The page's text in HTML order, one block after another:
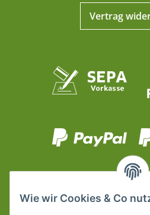
Vertrag
Wie wir Cookies & Co